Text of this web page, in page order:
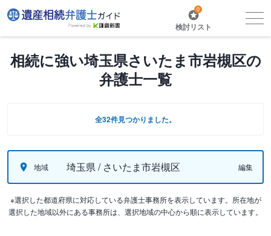
0
検討リスト
相続に強い埼玉県さいたま市岩槻区の
弁護士一覧
全32件見つかりました。
地域 埼玉県 / さいたま市岩槻区 編集
※選択した都道府県に対応している弁護士事務所を表示しています。所在地が
選択した地域以外にある事務所は、選択地域の中心から順に表示しています。